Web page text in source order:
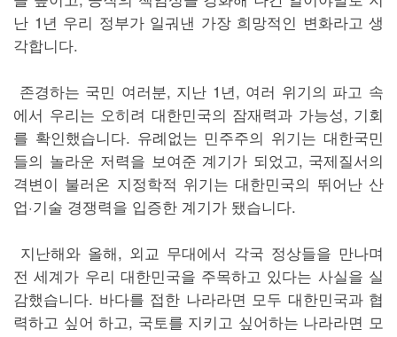
난 1년 우리 정부가 일궈낸 가장 희망적인 변화라고 생
각합니다.
존경하는 국민 여러분, 지난 1년, 여러 위기의 파고 속
에서 우리는 오히려 대한민국의 잠재력과 가능성, 기회
를 확인했습니다. 유례없는 민주주의 위기는 대한국민
들의 놀라운 저력을 보여준 계기가 되었고, 국제질서의
격변이 불러온 지정학적 위기는 대한민국의 뛰어난 산
업·기술 경쟁력을 입증한 계기가 됐습니다.
지난해와 올해, 외교 무대에서 각국 정상들을 만나며
전 세계가 우리 대한민국을 주목하고 있다는 사실을 실
감했습니다. 바다를 접한 나라라면 모두 대한민국과 협
력하고 싶어 하고, 국토를 지키고 싶어하는 나라라면 모